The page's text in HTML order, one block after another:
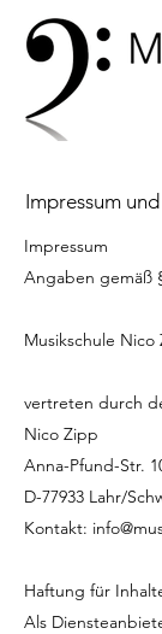
Impressum
Impressum
Angaben gemäß
Musikschule Nico
vertreten durch
Nico Zipp
Anna-Pfund-Str.
D-77933 Lahr/
Kontakt:
Haftung für
Als